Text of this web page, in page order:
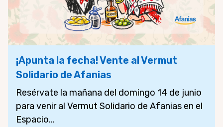
¡Apunta la fecha! Vente al Vermut
Solidario de Afanias
Resérvate la mañana del domingo 14 de junio
para venir al Vermut Solidario de Afanias en el
Espacio...